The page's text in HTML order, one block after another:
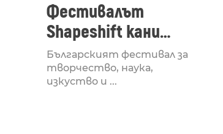
Фестивалът
Shapeshift кани
Fabrizio Mammarella
за откриването си
Българският фестивал за
творчество, наука,
изкуство и ...